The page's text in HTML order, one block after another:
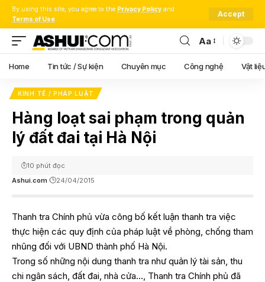
By using this site, you agree to the Privacy Policy and
Terms of Use.
Accept
Font
Resizer
Aa
Home Tin tức / Sự kiện Chuyên mục Công nghệ Vật
KINH TẾ / PHÁP LUẬT
Hàng loạt sai phạm trong quản
lý đất đai tại Hà Nội
Ashui.com 24/04/2015
10 phút đọc
Thanh tra Chính phủ vừa công bố kết luận thanh tra việc
thực hiện các quy định của pháp luật về phòng, chống tham
nhũng đối với UBND thành phố Hà Nội.
Trong số những nội dung thanh tra như quản lý tài sản, thu
chi ngân sách, đất đai, nhà cửa…, Thanh tra Chính phủ đã